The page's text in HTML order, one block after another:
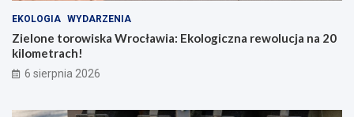
EKOLOGIA WYDARZENIA
Zielone torowiska Wrocławia: Ekologiczna rewolucja na 20
kilometrach!
6 sierpnia 2026